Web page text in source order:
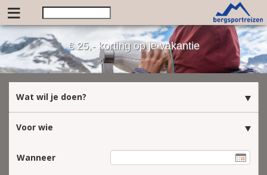
≡
€ 25,- korting op je vakantie
Wat wil je doen?
Voor wie
Wanneer